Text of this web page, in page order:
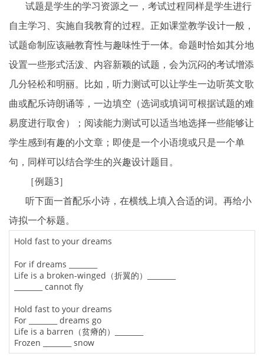
试题是学生的学习资源之一，考试过程同样是学生进行
自主学习、实施自我教育的过程。正如课堂教学设计一般，
试题命制应该融教育性与趣味性于一体。命题时恰如其分地
设置一些形式活泼、内容新颖的试题，会为沉闷的考试增添
几分轻松和明丽。比如，听力测试可以让学生一边听英文歌
曲或配乐诗朗诵等，一边填空（选词或填词可根据试题的难
易度进行取舍）；阅读能力测试可以适当地选择一些能够让
学生感到有趣的小文章；即使是一个小语境或只是一个单
句，同样可以结合学生的兴趣设计题目。
［例题3］
听下面一首配乐小诗，在横线上填入合适的词。再给小
诗拟一个标题。
Hold fast to your dreams
For if dreams ________
Life is a broken-winged（折翼的）________
________ cannot fly
Hold fast to your dreams
For ________ dreams go
Life is a barren（贫瘠的）________
Frozen ________ snow